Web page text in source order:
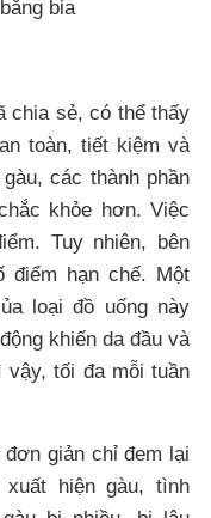
bia
chia sẻ, có thể thấy
toàn, tiết kiệm và
các thành phần
khỏe hơn. Việc
Tuy nhiên, bên
điểm hạn chế. Một
loại đồ uống này
khiến da đầu và
tối đa mỗi tuần
giản chỉ đem lại
hiện gàu, tình